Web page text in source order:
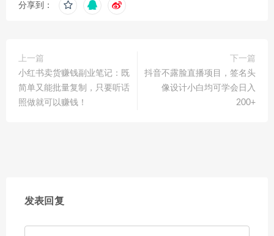
分享到：
上一篇
小红书卖货赚钱副业笔记：既
简单又能批量复制，只要听话
照做就可以赚钱！
下一篇
抖音不露脸直播项目，签名头
像设计小白均可学会日入
200+
发表回复